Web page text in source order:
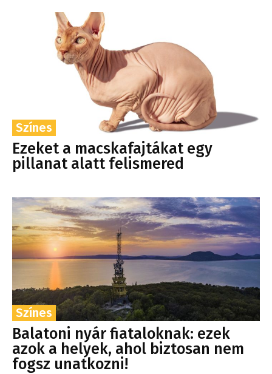
Színes
Ezeket a macskafajtákat egy
pillanat alatt felismered
Színes
Balatoni nyár fiataloknak: ezek
azok a helyek, ahol biztosan nem
fogsz unatkozni!